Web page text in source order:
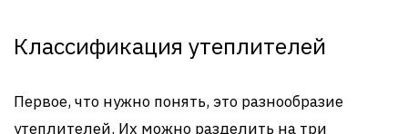
Классификация утеплителей
Первое, что нужно понять, это разнообразие
утеплителей. Их можно разделить на три